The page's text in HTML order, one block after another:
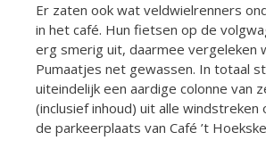
Er zaten ook wat veldwielrenners
in het café. Hun fietsen op de
erg smerig uit, daarmee vergeleken
Pumaatjes net gewassen. In totaal
uiteindelijk een aardige colonne van
(inclusief inhoud) uit alle
de parkeerplaats van Café ’t